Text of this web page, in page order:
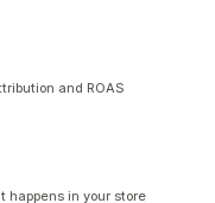
and ROAS
happens in your store